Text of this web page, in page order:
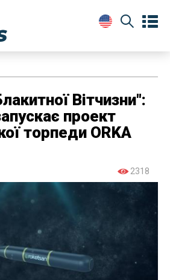
Вітчизни":
проект
торпеди ORKA
2318